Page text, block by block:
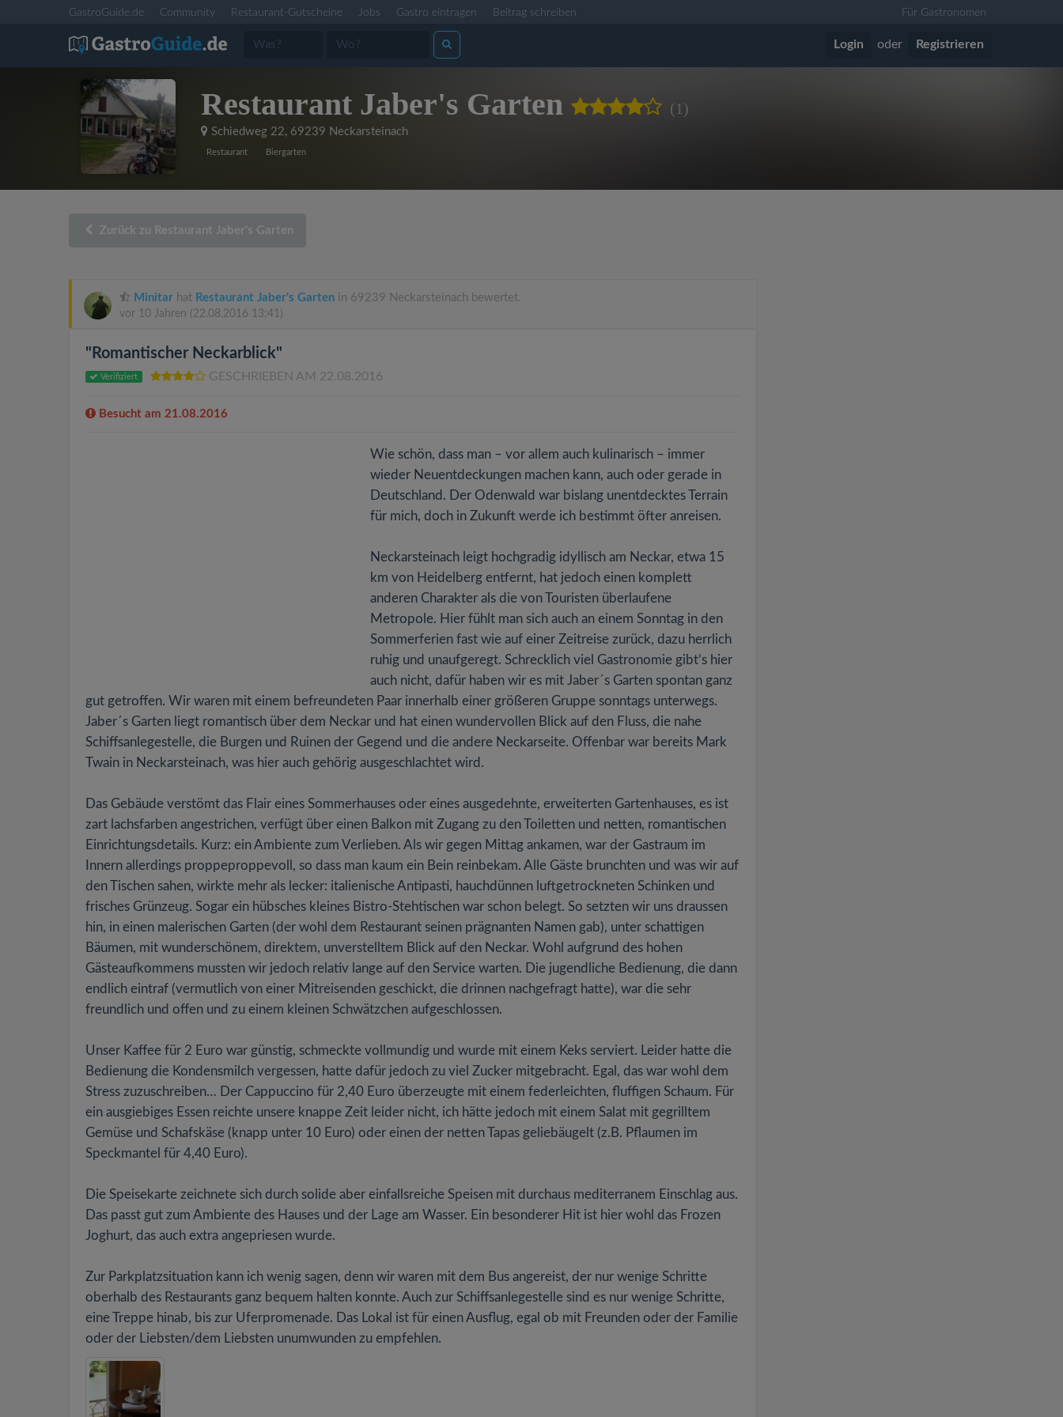
GastroGuide.de Community Restaurant-Gutscheine Jobs Gastro eintragen Beitrag schreiben Für Gastronomen
Login oder Registrieren
Restaurant Jaber's Garten (1)
Schiedweg 22, 69239 Neckarsteinach
Restaurant Biergarten
Zurück zu Restaurant Jaber's Garten
Minitar hat Restaurant Jaber's Garten in 69239 Neckarsteinach bewertet.
vor 10 Jahren (22.08.2016 13:41)
"Romantischer Neckarblick"
Verifiziert GESCHRIEBEN AM 22.08.2016
Besucht am 21.08.2016
Wie schön, dass man – vor allem auch kulinarisch – immer
wieder Neuentdeckungen machen kann, auch oder gerade in
Deutschland. Der Odenwald war bislang unentdecktes Terrain
für mich, doch in Zukunft werde ich bestimmt öfter anreisen.
Neckarsteinach leigt hochgradig idyllisch am Neckar, etwa 15
km von Heidelberg entfernt, hat jedoch einen komplett
anderen Charakter als die von Touristen überlaufene
Metropole. Hier fühlt man sich auch an einem Sonntag in den
Sommerferien fast wie auf einer Zeitreise zurück, dazu herrlich
ruhig und unaufgeregt. Schrecklich viel Gastronomie gibt’s hier
auch nicht, dafür haben wir es mit Jaber´s Garten spontan ganz
gut getroffen. Wir waren mit einem befreundeten Paar innerhalb einer größeren Gruppe sonntags unterwegs.
Jaber´s Garten liegt romantisch über dem Neckar und hat einen wundervollen Blick auf den Fluss, die nahe
Schiffsanlegestelle, die Burgen und Ruinen der Gegend und die andere Neckarseite. Offenbar war bereits Mark
Twain in Neckarsteinach, was hier auch gehörig ausgeschlachtet wird.
Das Gebäude verstömt das Flair eines Sommerhauses oder eines ausgedehnte, erweiterten Gartenhauses, es ist
zart lachsfarben angestrichen, verfügt über einen Balkon mit Zugang zu den Toiletten und netten, romantischen
Einrichtungsdetails. Kurz: ein Ambiente zum Verlieben. Als wir gegen Mittag ankamen, war der Gastraum im
Innern allerdings proppeproppevoll, so dass man kaum ein Bein reinbekam. Alle Gäste brunchten und was wir auf
den Tischen sahen, wirkte mehr als lecker: italienische Antipasti, hauchdünnen luftgetrockneten Schinken und
frisches Grünzeug. Sogar ein hübsches kleines Bistro-Stehtischen war schon belegt. So setzten wir uns draussen
hin, in einen malerischen Garten (der wohl dem Restaurant seinen prägnanten Namen gab), unter schattigen
Bäumen, mit wunderschönem, direktem, unverstelltem Blick auf den Neckar. Wohl aufgrund des hohen
Gästeaufkommens mussten wir jedoch relativ lange auf den Service warten. Die jugendliche Bedienung, die dann
endlich eintraf (vermutlich von einer Mitreisenden geschickt, die drinnen nachgefragt hatte), war die sehr
freundlich und offen und zu einem kleinen Schwätzchen aufgeschlossen.
Unser Kaffee für 2 Euro war günstig, schmeckte vollmundig und wurde mit einem Keks serviert. Leider hatte die
Bedienung die Kondensmilch vergessen, hatte dafür jedoch zu viel Zucker mitgebracht. Egal, das war wohl dem
Stress zuzuschreiben… Der Cappuccino für 2,40 Euro überzeugte mit einem federleichten, fluffigen Schaum. Für
ein ausgiebiges Essen reichte unsere knappe Zeit leider nicht, ich hätte jedoch mit einem Salat mit gegrilltem
Gemüse und Schafskäse (knapp unter 10 Euro) oder einen der netten Tapas geliebäugelt (z.B. Pflaumen im
Speckmantel für 4,40 Euro).
Die Speisekarte zeichnete sich durch solide aber einfallsreiche Speisen mit durchaus mediterranem Einschlag aus.
Das passt gut zum Ambiente des Hauses und der Lage am Wasser. Ein besonderer Hit ist hier wohl das Frozen
Joghurt, das auch extra angepriesen wurde.
Zur Parkplatzsituation kann ich wenig sagen, denn wir waren mit dem Bus angereist, der nur wenige Schritte
oberhalb des Restaurants ganz bequem halten konnte. Auch zur Schiffsanlegestelle sind es nur wenige Schritte,
eine Treppe hinab, bis zur Uferpromenade. Das Lokal ist für einen Ausflug, egal ob mit Freunden oder der Familie
oder der Liebsten/dem Liebsten unumwunden zu empfehlen.